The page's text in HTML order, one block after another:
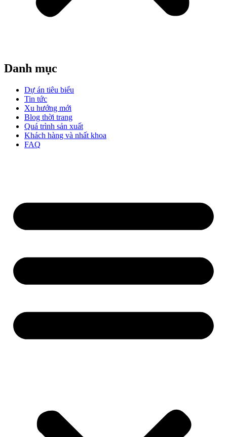
Danh mục
Dự án tiêu biểu
Tin tức
Xu hướng mới
Blog thời trang
Quá trình sản xuất
Khách hàng và nhất khoa
FAQ